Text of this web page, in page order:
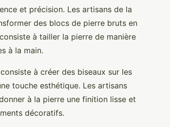
et précision. Les artisans de la
des blocs de pierre bruts en
à tailler la pierre de manière
à la main.
à créer des biseaux sur les
touche esthétique. Les artisans
à la pierre une finition lisse et
décoratifs.